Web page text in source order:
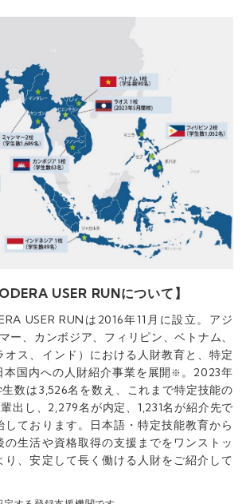
USER RUNについて】
USER RUNは2016年11月に設立。アジ
ー、カンボジア、フィリピン、ベトナム、
オス、インド）における人財教育と、特定
国内への人財紹介事業を展開 ※ 。2023年
数は3,526名を数え、これまで特定技能の
出し、2,279名が内定、1,231名が紹介先で
しております。日本語・特定技能教育から
の生活や資格取得の支援までをワンストッ
り、安定して長く働ける人財をご紹介して